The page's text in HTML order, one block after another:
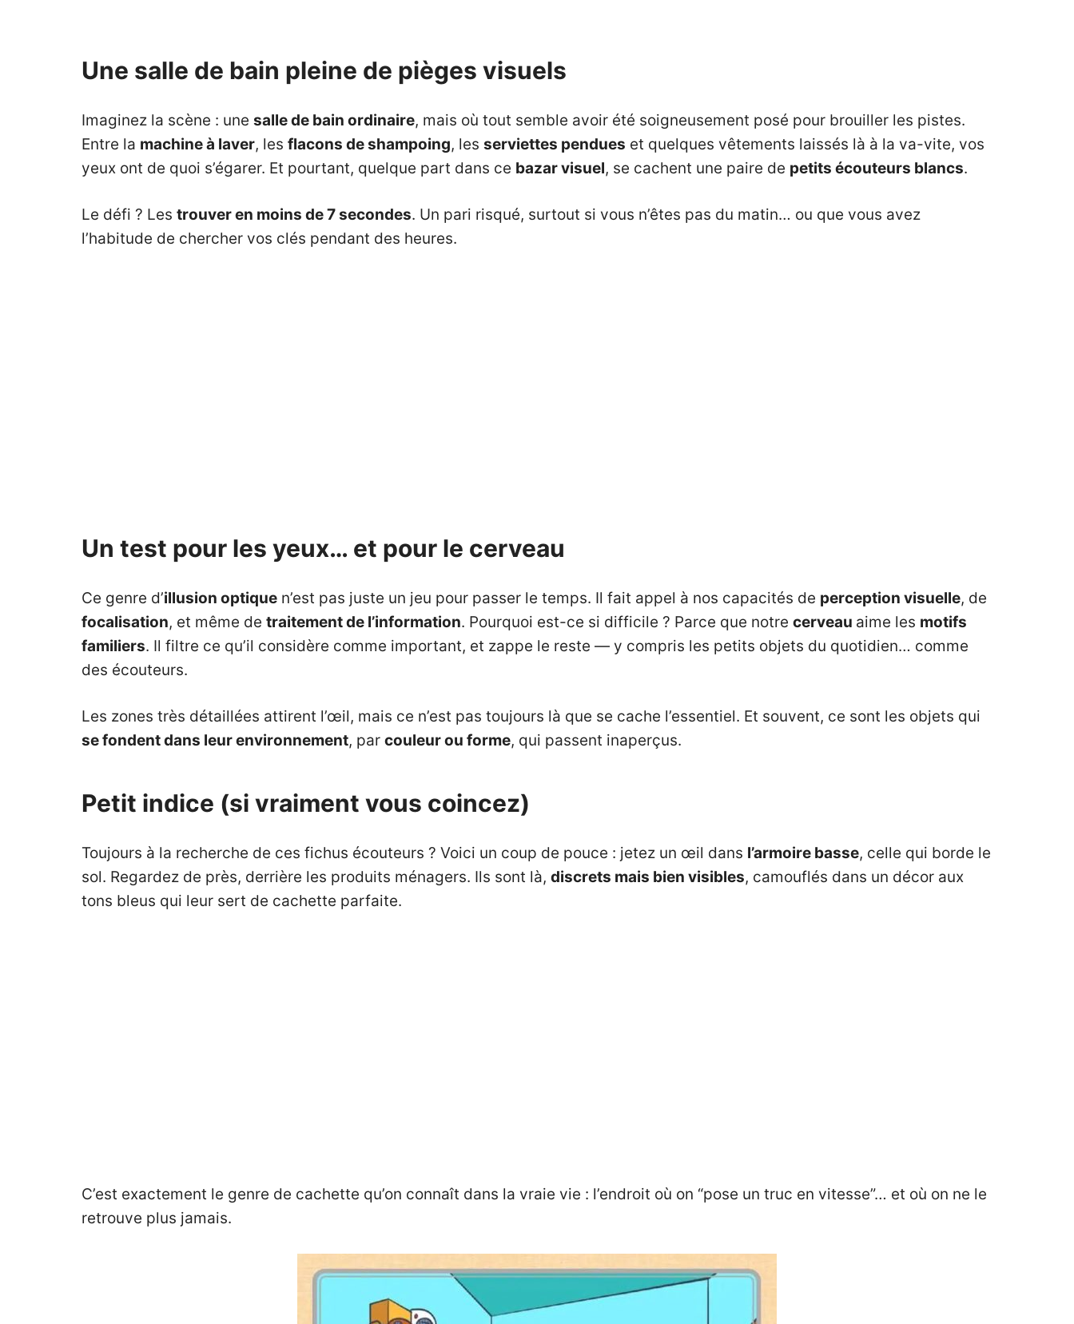
Une salle de bain pleine de pièges visuels
Imaginez la scène : une salle de bain ordinaire, mais où tout semble avoir été soigneusement posé pour brouiller les pistes.
Entre la machine à laver, les flacons de shampoing, les serviettes pendues et quelques vêtements laissés là à la va-vite, vos
yeux ont de quoi s’égarer. Et pourtant, quelque part dans ce bazarvisuel, se cachent une paire de petits écouteurs blancs.
Le défi ? Les trouver en moins de 7 secondes. Un pari risqué, surtout si vous n’êtes pas du matin… ou que vous avez
l’habitude de chercher vos clés pendant des heures.
Un test pour les yeux… et pour le cerveau
Ce genre d’illusion optique n’est pas juste un jeu pour passer le temps. Il fait appel à nos capacités de perception visuelle, de
focalisation, et même de traitement de l’information. Pourquoi est-ce si difficile ? Parce que notre cerveau aime les motifs
familiers. Il filtre ce qu’il considère comme important, et zappe le reste — y compris les petits objets du quotidien… comme
des écouteurs.
Les zones très détaillées attirent l’œil, mais ce n’est pas toujours là que se cache l’essentiel. Et souvent, ce sont les objets qui
se fondent dans leur environnement, par couleur ou forme, qui passent inaperçus.
Petit indice (si vraiment vous coincez)
Toujours à la recherche de ces fichus écouteurs ? Voici un coup de pouce : jetez un œil dans l’armoire basse, celle qui borde le
sol. Regardez de près, derrière les produits ménagers. Ils sont là, discrets mais bien visibles, camouflés dans un décor aux
tons bleus qui leur sert de cachette parfaite.
C’est exactement le genre de cachette qu’on connaît dans la vraie vie : l’endroit où on “pose un truc en vitesse”… et où on ne le
retrouve plus jamais.